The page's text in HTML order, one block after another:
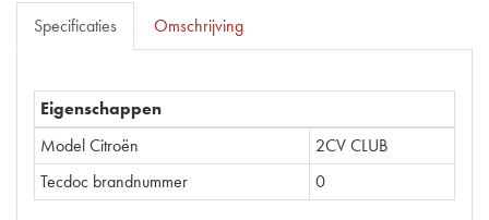
Specificaties Omschrijving
Eigenschappen
Model Citroën
2CV CLUB
Tecdoc brandnummer
0